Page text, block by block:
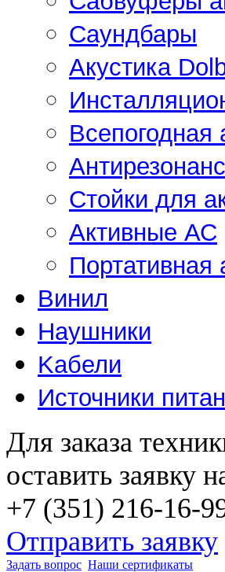
Саундбары
Акустика
Всепогодная
Стойки для
Активные АС
Портативная
Винил
Наушники
Kабели
Источники
Для заказа
оставить заявку
+7 (351) 216-16-
Отправить заявку
Задать вопрос Наши сертификаты